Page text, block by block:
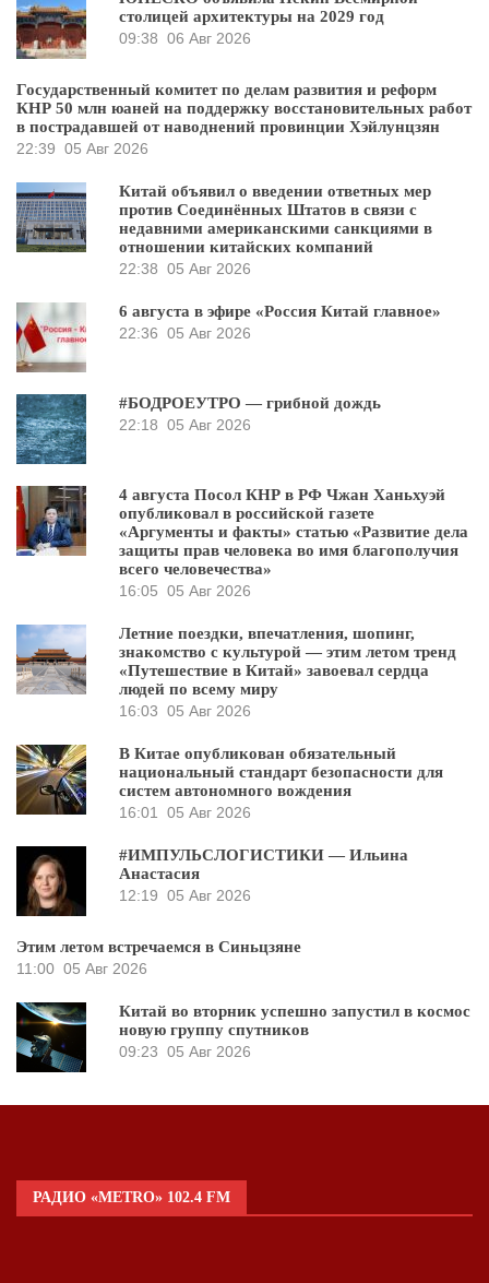
столицей архитектуры на 2029 год
09:38 06 Авг 2026
Государственный комитет по делам развития и реформ
КНР 50 млн юаней на поддержку восстановительных работ
в пострадавшей от наводнений провинции Хэйлунцзян
22:39 05 Авг 2026
Китай объявил о введении ответных мер
против Соединённых Штатов в связи с
недавними американскими санкциями в
отношении китайских компаний
22:38 05 Авг 2026
6 августа в эфире «Россия Китай главное»
22:36 05 Авг 2026
#БОДРОЕУТРО — грибной дождь
22:18 05 Авг 2026
4 августа Посол КНР в РФ Чжан Ханьхуэй
опубликовал в российской газете
«Аргументы и факты» статью «Развитие дела
защиты прав человека во имя благополучия
всего человечества»
16:05 05 Авг 2026
Летние поездки, впечатления, шопинг,
знакомство с культурой — этим летом тренд
«Путешествие в Китай» завоевал сердца
людей по всему миру
16:03 05 Авг 2026
В Китае опубликован обязательный
национальный стандарт безопасности для
систем автономного вождения
16:01
05 Авг 2026
#ИМПУЛЬСЛОГИСТИКИ — Ильина
Анастасия
12:19 05 Авг 2026
Этим летом встречаемся в Синьцзяне
11:00 05 Авг 2026
Китай во вторник успешно запустил в космос
новую группу спутников
09:23 05 Авг 2026
РАДИО «METRO» 102.4 FM